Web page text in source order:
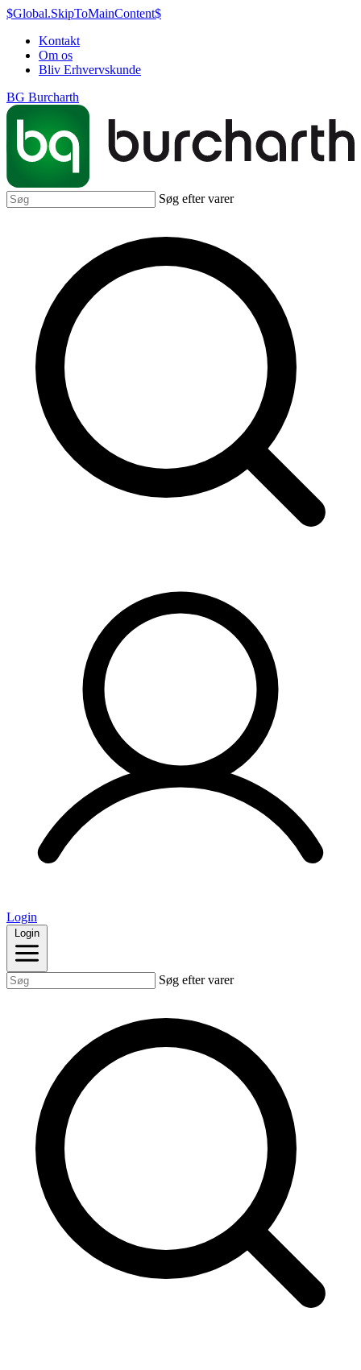
$Global.SkipToMainContent$
Kontakt
Om os
Bliv Erhvervskunde
BG Burcharth
Søg efter varer
Login
Login
Søg efter varer